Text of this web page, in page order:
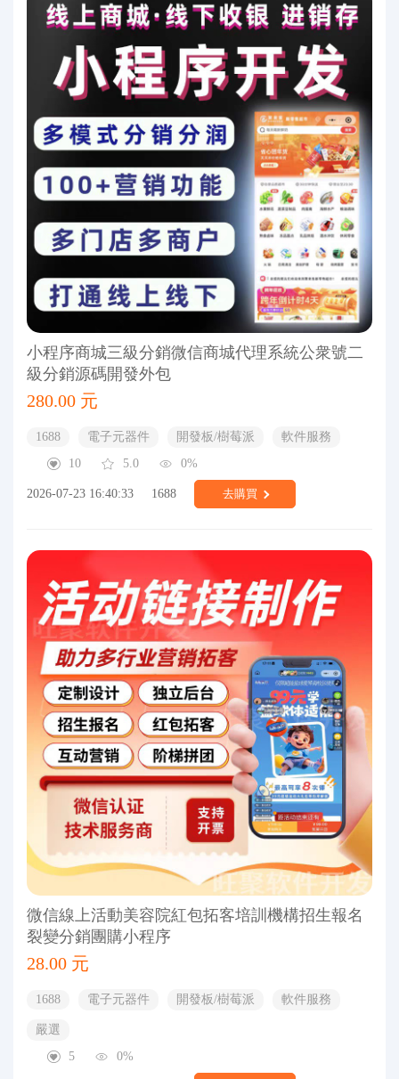
小程序商城三級分銷微信商城代理系統公衆號二
級分銷源碼開發外包
280.00 元
1688 電子元器件 開發板/樹莓派
軟件服務
10
5.0 0%
2026-07-23 16:40:33 1688 去購買
微信線上活動美容院紅包拓客培訓機構招生報名
裂變分銷團購小程序
28.00 元
1688 電子元器件 開發板/樹莓派 軟件服務
嚴選
5
0%